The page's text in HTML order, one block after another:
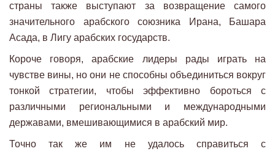
страны также выступают за возвращение самого
значительного арабского союзника Ирана, Башара
Асада, в Лигу арабских государств.
Короче говоря, арабские лидеры рады играть на
чувстве вины, но они не способны объединиться вокруг
тонкой стратегии, чтобы эффективно бороться с
различными региональными и международными
державами, вмешивающимися в арабский мир.
Точно так же им не удалось справиться с